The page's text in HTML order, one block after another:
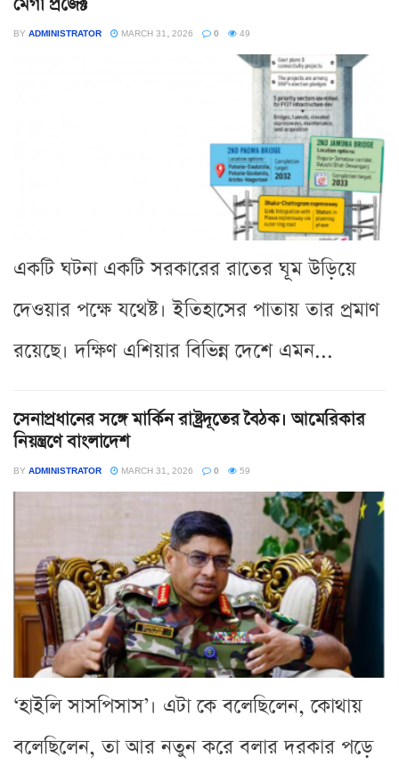
BY ADMINISTRATOR MARCH 31, 2026 0 49
একটি ঘটনা একটি সরকারের রাতের ঘূম উড়িয়ে
দেওয়ার পক্ষে যথেষ্ট। ইতিহাসের পাতায় তার প্রমাণ
রয়েছে। দক্ষিণ এশিয়ার বিভিন্ন দেশে এমন...
সেনাপ্রধানের সঙ্গে মার্কিন রাষ্ট্রদূতের বৈঠক। আমেরিকার
নিয়ন্ত্রণে বাংলাদেশ
BY ADMINISTRATOR MARCH 31, 2026 0 59
‘হাইলি সাসপিসাস’। এটা কে বলেছিলেন, কোথায়
বলেছিলেন, তা আর নতুন করে বলার দরকার পড়ে